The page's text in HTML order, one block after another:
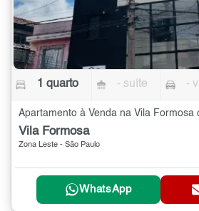
1 quarto - suíte -
Apartamento à Venda na Vila Formosa
Vila Formosa
Zona Leste - São Paulo
WhatsApp